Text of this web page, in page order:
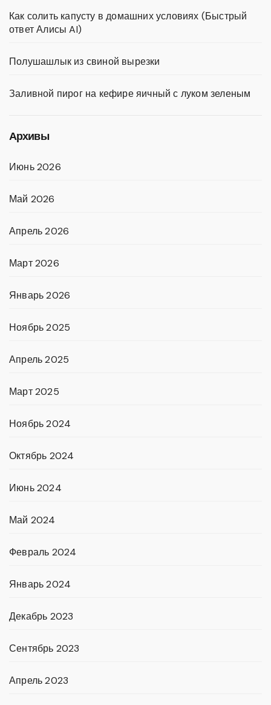
Как солить капусту в домашних условиях (Быстрый
ответ Алисы AI)
Полушашлык из свиной вырезки
Заливной пирог на кефире яичный с луком зеленым
Архивы
Июнь 2026
Май 2026
Апрель 2026
Март 2026
Январь 2026
Ноябрь 2025
Апрель 2025
Март 2025
Ноябрь 2024
Октябрь 2024
Июнь 2024
Май 2024
Февраль 2024
Январь 2024
Декабрь 2023
Сентябрь 2023
Апрель 2023